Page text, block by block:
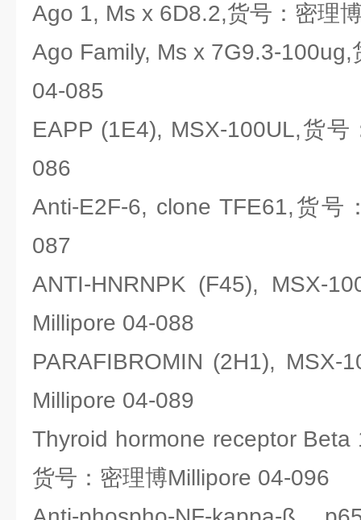
Ago 1, Ms x 6D8.2,货号：密理
Ago Family, Ms x 7G9.3-
04-085
EAPP (1E4), MSX-100UL,货
086
Anti-E2F-6, clone TFE61,货号
087
ANTI-HNRNPK (F45), MSX-
Millipore 04-088
PARAFIBROMIN (2H1),
Millipore 04-089
Thyroid hormone receptor
货号：密理博Millipore 04-096